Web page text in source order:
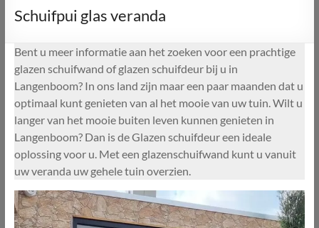
Schuifpui glas veranda
Bent u meer informatie aan het zoeken voor een prachtige
glazen schuifwand of glazen schuifdeur bij u in
Langenboom? In ons land zijn maar een paar maanden dat u
optimaal kunt genieten van al het mooie van uw tuin. Wilt u
langer van het mooie buiten leven kunnen genieten in
Langenboom? Dan is de Glazen schuifdeur een ideale
oplossing voor u. Met een glazenschuifwand kunt u vanuit
uw veranda uw gehele tuin overzien.